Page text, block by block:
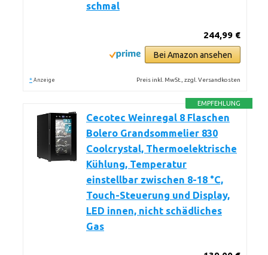
schmal
244,99 €
Bei Amazon ansehen
* Anzeige Preis inkl. MwSt., zzgl. Versandkosten
EMPFEHLUNG
Cecotec Weinregal 8 Flaschen
Bolero Grandsommelier 830
Coolcrystal, Thermoelektrische
Kühlung, Temperatur
einstellbar zwischen 8-18 °C,
Touch-Steuerung und Display,
LED innen, nicht schädliches
Gas